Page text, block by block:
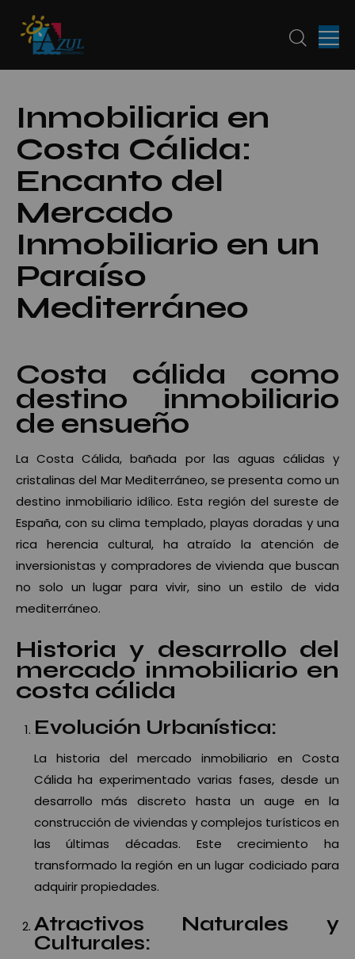
Inmobiliaria en
Costa Cálida:
Encanto del
Mercado
Inmobiliario en un
Paraíso
Mediterráneo
Costa cálida como
destino inmobiliario
de ensueño
La Costa Cálida, bañada por las aguas cálidas y
cristalinas del Mar Mediterráneo, se presenta como un
destino inmobiliario idílico. Esta región del sureste de
España, con su clima templado, playas doradas y una
rica herencia cultural, ha atraído la atención de
inversionistas y compradores de vivienda que buscan
no solo un lugar para vivir, sino un estilo de vida
mediterráneo.
Historia y desarrollo del
mercado inmobiliario en
costa cálida
Evolución Urbanística:
La historia del mercado inmobiliario en Costa
Cálida ha experimentado varias fases, desde un
desarrollo más discreto hasta un auge en la
construcción de viviendas y complejos turísticos en
las últimas décadas. Este crecimiento ha
transformado la región en un lugar codiciado para
adquirir propiedades.
Atractivos Naturales y
Culturales: